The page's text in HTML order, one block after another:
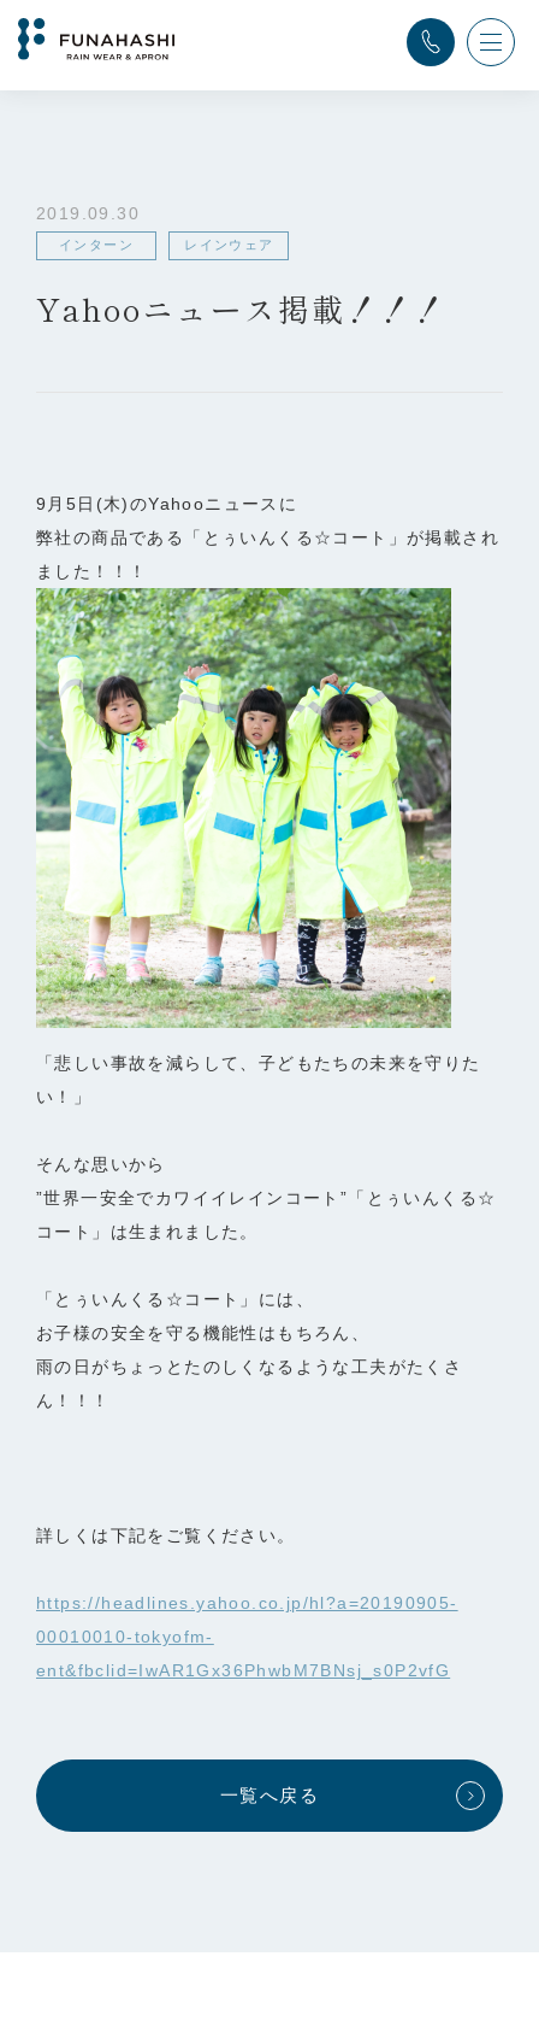
TOP
Yahooニュース掲載！！！
2019.09.30
インターン レインウェア
Yahooニュース掲載！！！
9月5日(木)のYahooニュースに
弊社の商品である「とぅいんくる☆コート」が掲載され
ました！！！
「悲しい事故を減らして、子どもたちの未来を守りた
い！」
そんな思いから
”世界一安全でカワイイレインコート”「とぅいんくる☆
コート」は生まれました。
「とぅいんくる☆コート」には、
お子様の安全を守る機能性はもちろん、
雨の日がちょっとたのしくなるような工夫がたくさ
ん！！！
詳しくは下記をご覧ください。
https://headlines.yahoo.co.jp/hl?a=20190905-
00010010-tokyofm-
ent&fbclid=IwAR1Gx36PhwbM7BNsj_s0P2vfG
一覧へ戻る